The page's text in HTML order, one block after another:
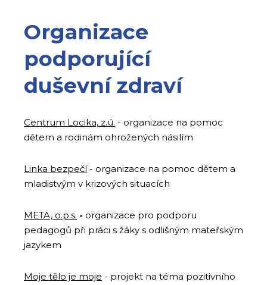
Organizace
podporující
duševní zdraví
Centrum Locika, z.ú. - organizace na pomoc
dětem a rodinám ohrožených násilím
Linka bezpečí- organizace na pomoc dětem a
mladistvým v krizových situacích
META, o.p.s. - organizace pro podporu
pedagogů při práci s žáky s odlišným mateřským
jazykem
Moje tělo je moje - projekt na téma pozitivního